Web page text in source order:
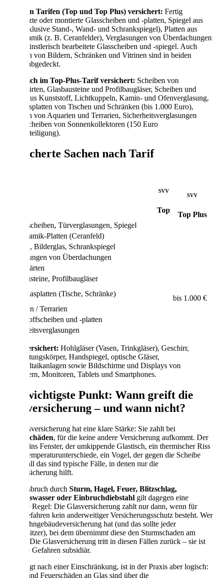
beiden Tarifen (Top und Top Plus) versichert: Fertig
eingesetzte oder montierte Glasscheiben und -platten, Spiegel aus
Glas (inklusive Stand-, Wand- und Schrankspiegel), Platten aus
Glaskeramik (z. B. Ceranfelder), Verglasungen von Überdachungen
sowie künstlerisch bearbeitete Glasscheiben und -spiegel. Auch
Scheiben von Bildern, Schränken und Vitrinen sind in beiden
Tarifen abgedeckt.
Zusätzlich im Top-Plus-Tarif versichert: Scheiben von
Wintergärten, Glasbausteine und Profilbaugläser, Scheiben und
Platten aus Kunststoff, Lichtkuppeln, Kamin- und Ofenverglasung,
lose Glasplatten von Tischen und Schränken (bis 1.000 Euro),
Scheiben von Aquarien und Terrarien, Sicherheitsverglasungen
sowie Scheiben von Sonnenkollektoren (150 Euro
Selbstbeteiligung).
Versicherte Sachen nach Tarif
SVV
Top
SVV
Top Plus
Fensterscheiben, Türverglasungen, Spiegel
Glaskeramik-Platten (Ceranfeld)
Vitrinen, Bilderglas, Schrankspiegel
Verglasungen von Überdachungen
Wintergärten
Glasbausteine, Profilbaugläser
Lose Glasplatten (Tische, Schränke)
bis 1.000 €
Aquarien / Terrarien
Kunststoffscheiben und -platten
Sicherheitsverglasungen
Nicht versichert: Hohlgläser (Vasen, Trinkgläser), Geschirr,
Beleuchtungskörper, Handspiegel, optische Gläser,
Photovoltaikanlagen sowie Bildschirme und Displays von
Fernsehern, Monitoren, Tablets und Smartphones.
Der wichtigste Punkt: Wann greift die
Glasversicherung – und wann nicht?
Die Glasversicherung hat eine klare Stärke: Sie zahlt bei
Alltagsschäden, für die keine andere Versicherung aufkommt. Der
Fußball ins Fenster, der umkippende Glastisch, ein thermischer Riss
durch Temperaturunterschiede, ein Vogel, der gegen die Scheibe
fliegt – all das sind typische Fälle, in denen nur die
Glasversicherung hilft.
Für Glasbruch durch Sturm, Hagel, Feuer, Blitzschlag,
Leitungswasser oder Einbruchdiebstahl gilt dagegen eine
wichtige Regel: Die Glasversicherung zahlt nur dann, wenn für
diese Gefahren kein anderweitiger Versicherungsschutz besteht. Wer
eine Wohngebäudeversicherung hat (und das sollte jeder
Hausbesitzer), bei dem übernimmt diese den Sturmschaden am
Fenster. Die Glasversicherung tritt in diesen Fällen zurück – sie ist
für diese Gefahren subsidiär.
Das klingt nach einer Einschränkung, ist in der Praxis aber logisch:
Sturm- und Feuerschäden an Glas sind über die